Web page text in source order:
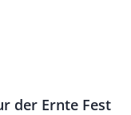
der Ernte Fest